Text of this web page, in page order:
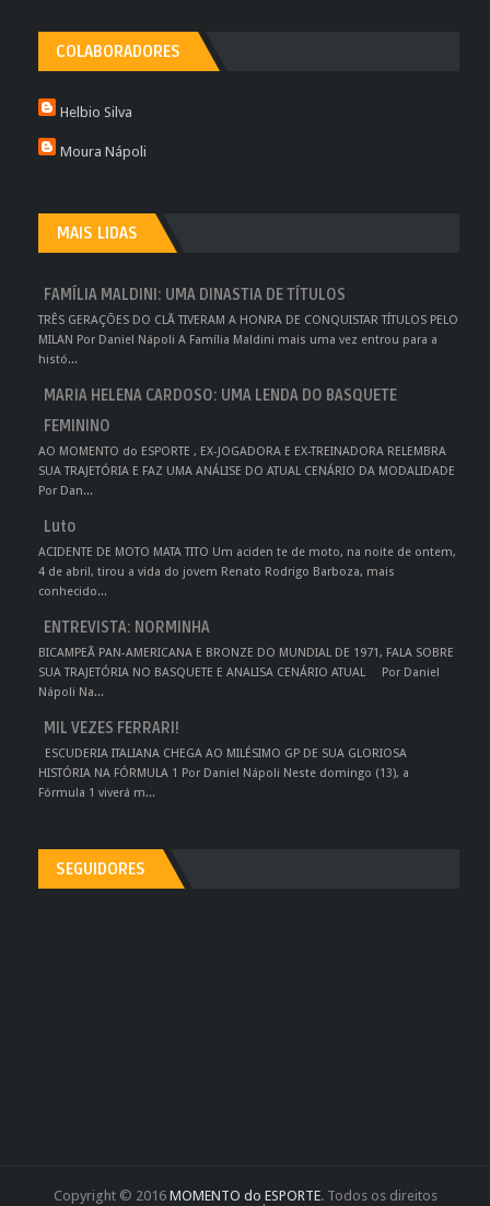
COLABORADORES
Helbio Silva
Moura Nápoli
MAIS LIDAS
FAMÍLIA MALDINI: UMA DINASTIA DE TÍTULOS
TRÊS GERAÇÕES DO CLÃ TIVERAM A HONRA DE CONQUISTAR TÍTULOS PELO
MILAN Por Daniel Nápoli A Família Maldini mais uma vez entrou para a
histó...
MARIA HELENA CARDOSO: UMA LENDA DO BASQUETE
FEMININO
AO MOMENTO do ESPORTE , EX-JOGADORA E EX-TREINADORA RELEMBRA
SUA TRAJETÓRIA E FAZ UMA ANÁLISE DO ATUAL CENÁRIO DA MODALIDADE
Por Dan...
Luto
ACIDENTE DE MOTO MATA TITO Um aciden te de moto, na noite de ontem,
4 de abril, tirou a vida do jovem Renato Rodrigo Barboza, mais
conhecido...
ENTREVISTA: NORMINHA
BICAMPEÃ PAN-AMERICANA E BRONZE DO MUNDIAL DE 1971, FALA SOBRE
SUA TRAJETÓRIA NO BASQUETE E ANALISA CENÁRIO ATUAL Por Daniel
Nápoli Na...
MIL VEZES FERRARI!
ESCUDERIA ITALIANA CHEGA AO MILÉSIMO GP DE SUA GLORIOSA
HISTÓRIA NA FÓRMULA 1 Por Daniel Nápoli Neste domingo (13), a
Fórmula 1 viverá m...
SEGUIDORES
Copyright © 2016 MOMENTO do ESPORTE. Todos os direitos